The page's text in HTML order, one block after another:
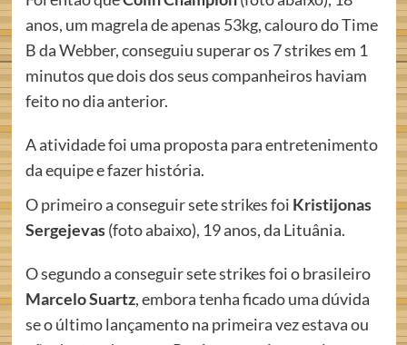
anos, um magrela de apenas 53kg, calouro do Time
B da Webber, conseguiu superar os 7 strikes em 1
minutos que dois dos seus companheiros haviam
feito no dia anterior.
A atividade foi uma proposta para entretenimento
da equipe e fazer história.
O primeiro a conseguir sete strikes foi Kristijonas
Sergejevas(foto abaixo), 19 anos, da Lituânia.
O segundo a conseguir sete strikes foi o brasileiro
Marcelo Suartz, embora tenha ficado uma dúvida
se o último lançamento na primeira vez estava ou